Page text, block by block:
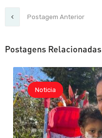
Postagem Anterior
Postagens Relacionadas
Noticia